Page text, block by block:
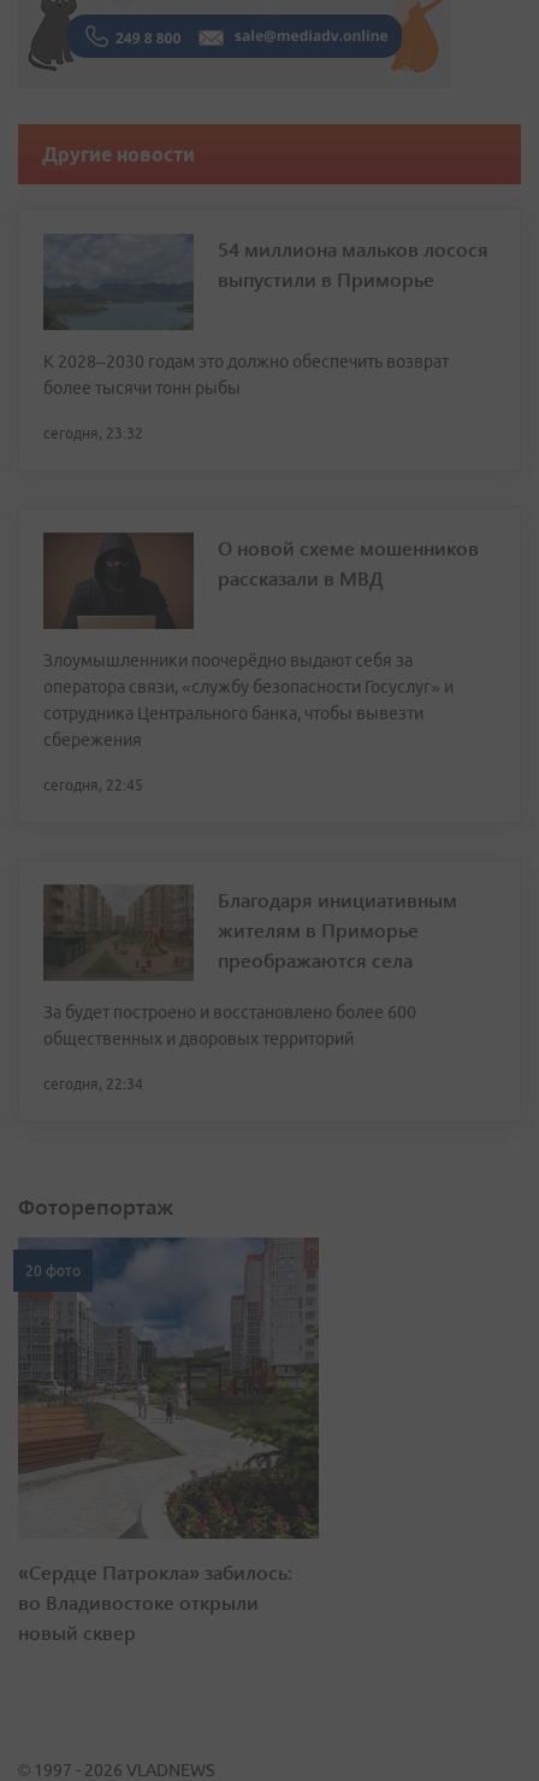
Другие новости
54 миллиона мальков лосося
выпустили в Приморье
К 2028–2030 годам это должно обеспечить возврат
более тысячи тонн рыбы
сегодня, 23:32
О новой схеме мошенников
рассказали в МВД
Злоумышленники поочерёдно выдают себя за
оператора связи, «службу безопасности Госуслуг» и
сотрудника Центрального банка, чтобы вывезти
сбережения
сегодня, 22:45
Благодаря инициативным
жителям в Приморье
преображаются села
За будет построено и восстановлено более 600
общественных и дворовых территорий
сегодня, 22:34
Фоторепортаж
20 фото
«Сердце Патрокла» забилось:
во Владивостоке открыли
новый сквер
© 1997 - 2026 VLADNEWS